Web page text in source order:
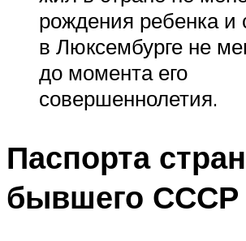
рождения ребенка
в Люксембурге не
до момента его
совершеннолетия.
Паспорта стран
бывшего СССР